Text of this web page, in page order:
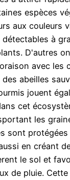
espèces
aux couleurs
à
D'autres
avec les
abeilles
jouent
cet
les
sont protégées
en créant
le sol et
de pluie. Cette